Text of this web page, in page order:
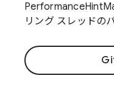
リング スレッドの